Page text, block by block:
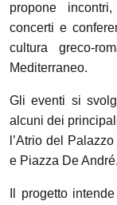
propone
concerti e
cultura greco-
Mediterraneo.
Gli eventi si
alcuni dei
l’Atrio del
e Piazza De André.
Il progetto